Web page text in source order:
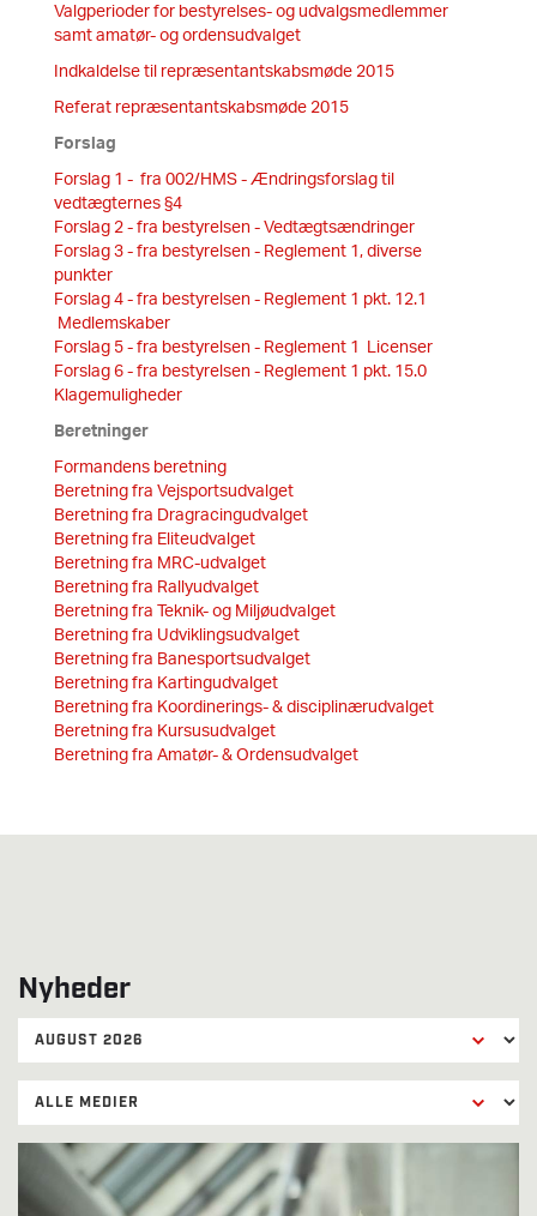
Valgperioder for bestyrelses- og udvalgsmedlemmer
samt amatør- og ordensudvalget
Indkaldelse til repræsentantskabsmøde 2015
Referat repræsentantskabsmøde 2015
Forslag
Forslag 1 - fra 002/HMS - Ændringsforslag til
vedtægternes §4
Forslag 2 - fra bestyrelsen - Vedtægtsændringer
Forslag 3 - fra bestyrelsen - Reglement 1, diverse
punkter
Forslag 4 - fra bestyrelsen - Reglement 1 pkt. 12.1
Medlemskaber
Forslag 5 - fra bestyrelsen - Reglement 1 Licenser
Forslag 6 - fra bestyrelsen - Reglement 1 pkt. 15.0
Klagemuligheder
Beretninger
Formandens beretning
Beretning fra Vejsportsudvalget
Beretning fra Dragracingudvalget
Beretning fra Eliteudvalget
Beretning fra MRC-udvalget
Beretning fra Rallyudvalget
Beretning fra Teknik- og Miljøudvalget
Beretning fra Udviklingsudvalget
Beretning fra Banesportsudvalget
Beretning fra Kartingudvalget
Beretning fra Koordinerings- & disciplinærudvalget
Beretning fra Kursusudvalget
Beretning fra Amatør- & Ordensudvalget
Nyheder